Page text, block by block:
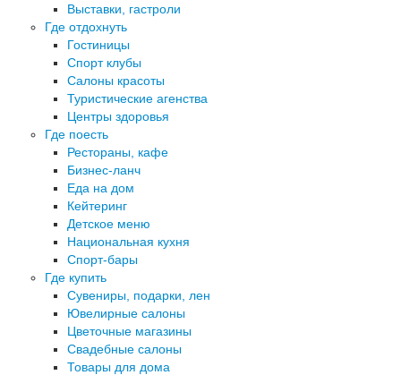
Выставки, гастроли
Где отдохнуть
Гостиницы
Спорт клубы
Салоны красоты
Туристические агенства
Центры здоровья
Где поесть
Рестораны, кафе
Бизнес-ланч
Еда на дом
Кейтеринг
Детское меню
Национальная кухня
Спорт-бары
Где купить
Сувениры, подарки, лен
Ювелирные салоны
Цветочные магазины
Свадебные салоны
Товары для дома